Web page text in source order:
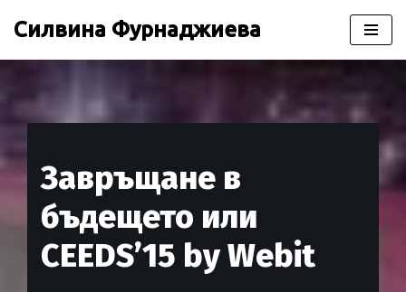
Силвина Фурнаджиева
Завръщане в
бъдещето или
CEEDS’15 by Webit